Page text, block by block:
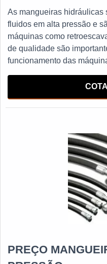
As mangueiras hidráulicas
fluidos em alta pressão e
máquinas como
de qualidade são
funcionamento das
PREÇO